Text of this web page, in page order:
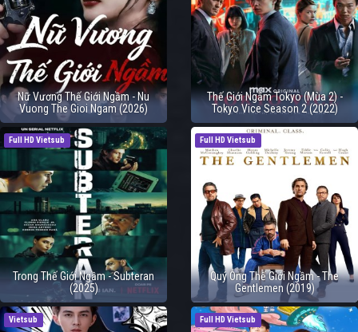
Nữ Vương Thế Giới Ngầm - Nu
Vuong The Gioi Ngam (2026)
Thế Giới Ngầm Tokyo (Mùa 2) -
Tokyo Vice Season 2 (2022)
Full HD Vietsub
Trong Thế Giới Ngầm - Subteran
(2025)
Full HD Vietsub
Quý Ông Thế Giới Ngầm - The
Gentlemen (2019)
Vietsub Full HD Vietsub